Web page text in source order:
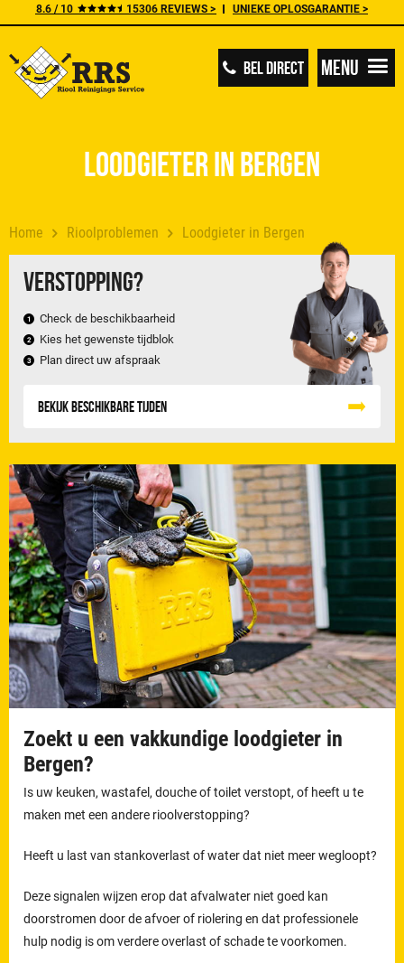
8.6 / 10 15306 REVIEWS > UNIEKE OPLOSGARANTIE >
BEL DIRECT Menu
Home Rioolproblemen Loodgieter in Bergen
Verstopping?
Check de beschikbaarheid
Kies het gewenste tijdblok
Plan direct uw afspraak
Bekijk beschikbare tijden
Loodgieter in Bergen
Zoekt u een vakkundige loodgieter in
Bergen?
Is uw keuken, wastafel, douche of toilet verstopt, of heeft u te
maken met een andere rioolverstopping?
Heeft u last van stankoverlast of water dat niet meer wegloopt?
Deze signalen wijzen erop dat afvalwater niet goed kan
doorstromen door de afvoer of riolering en dat professionele
hulp nodig is om verdere overlast of schade te voorkomen.